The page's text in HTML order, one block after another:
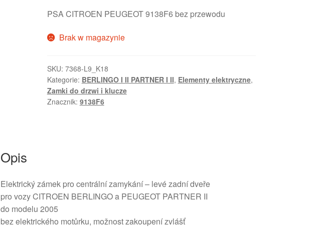
PSA CITROEN PEUGEOT 9138F6 bez przewodu
Brak w magazynie
SKU: 7368-L9_K18
Kategorie: BERLINGO I II PARTNER I II, Elementy elektryczne,
Zamki do drzwi i klucze
Znacznik: 9138F6
Opis
Elektrický zámek pro centrální zamykání – levé zadní dveře
pro vozy CITROEN BERLINGO a PEUGEOT PARTNER II
do modelu 2005
bez elektrického motůrku, možnost zakoupení zvlášť